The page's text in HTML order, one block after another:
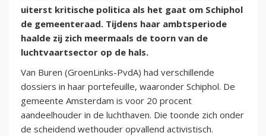
uiterst kritische politica als het gaat om Schiphol
de gemeenteraad. Tijdens haar ambtsperiode
haalde zij zich meermaals de toorn van de
luchtvaartsector op de hals.
Van Buren (GroenLinks-PvdA) had verschillende
dossiers in haar portefeuille, waaronder Schiphol. De
gemeente Amsterdam is voor 20 procent
aandeelhouder in de luchthaven. Die toonde zich onder
de scheidend wethouder opvallend activistisch.